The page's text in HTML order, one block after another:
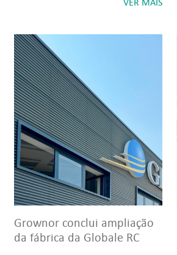
Grownor conclui ampliação
da fábrica da Globale RC